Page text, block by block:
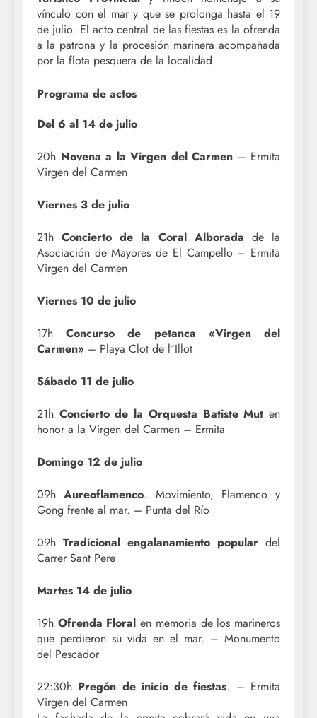
vínculo con el mar y que se prolonga hasta el 19
de julio. El acto central de las fiestas es la ofrenda
a la patrona y la procesión marinera acompañada
por la flota pesquera de la localidad.
Programa de actos
Del 6 al 14 de julio
20h Novena a la Virgen del Carmen – Ermita
Virgen del Carmen
Viernes 3 de julio
21hConcierto de la Coral Alborada de la
Asociación de Mayores de El Campello – Ermita
Virgen del Carmen
Viernes 10 de julio
17hConcurso de petanca «Virgen del
Carmen» – Playa Clot de l´Illot
Sábado 11 de julio
21h Concierto de la Orquesta Batiste Mut en
honor a la Virgen del Carmen – Ermita
Domingo 12 de julio
09hAureoflamenco. Movimiento, Flamenco y
Gong frente al mar. – Punta del Río
09h Tradicional engalanamiento popular del
Carrer Sant Pere
Martes 14 de julio
19h Ofrenda Floral en memoria de los marineros
que perdieron su vida en el mar. – Monumento
del Pescador
22:30h Pregón de inicio de fiestas. – Ermita
Virgen del Carmen